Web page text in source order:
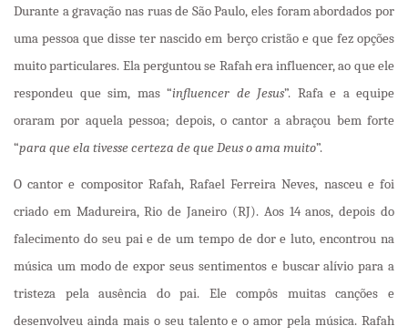
Durante a gravação nas ruas de São Paulo, eles foram abordados por
uma pessoa que disse ter nascido em berço cristão e que fez opções
muito particulares. Ela perguntou se Rafah era influencer, ao que ele
respondeu que sim, mas “influencer de Jesus”. Rafa e a equipe
oraram por aquela pessoa; depois, o cantor a abraçou bem forte
“para que ela tivesse certeza de que Deus o ama muito”.
O cantor e compositor Rafah, Rafael Ferreira Neves, nasceu e foi
criado em Madureira, Rio de Janeiro (RJ). Aos 14 anos, depois do
falecimento do seu pai e de um tempo de dor e luto, encontrou na
música um modo de expor seus sentimentos e buscar alívio para a
tristeza pela ausência do pai. Ele compôs muitas canções e
desenvolveu ainda mais o seu talento e o amor pela música. Rafah